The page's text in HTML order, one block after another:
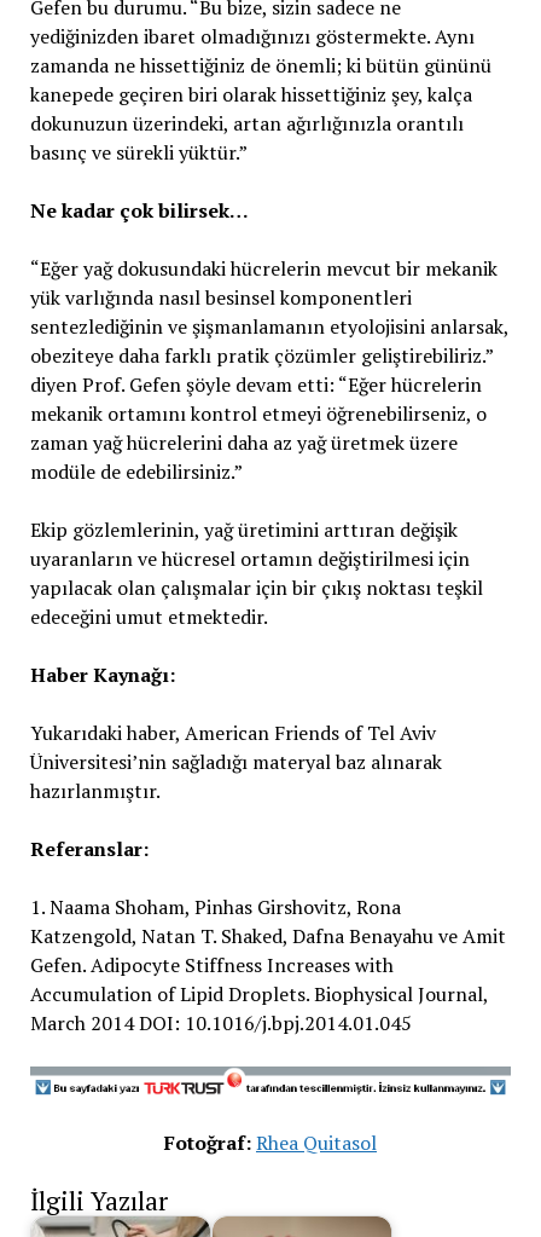
Gefen bu durumu. “Bu bize, sizin sadece ne
yediğinizden ibaret olmadığınızı göstermekte. Aynı
zamanda ne hissettiğiniz de önemli; ki bütün gününü
kanepede geçiren biri olarak hissettiğiniz şey, kalça
dokunuzun üzerindeki, artan ağırlığınızla orantılı
basınç ve sürekli yüktür.”
Ne kadar çok bilirsek…
“Eğer yağ dokusundaki hücrelerin mevcut bir mekanik
yük varlığında nasıl besinsel komponentleri
sentezlediğinin ve şişmanlamanın etyolojisini anlarsak,
obeziteye daha farklı pratik çözümler geliştirebiliriz.”
diyen Prof. Gefen şöyle devam etti: “Eğer hücrelerin
mekanik ortamını kontrol etmeyi öğrenebilirseniz, o
zaman yağ hücrelerini daha az yağ üretmek üzere
modüle de edebilirsiniz.”
Ekip gözlemlerinin, yağ üretimini arttıran değişik
uyaranların ve hücresel ortamın değiştirilmesi için
yapılacak olan çalışmalar için bir çıkış noktası teşkil
edeceğini umut etmektedir.
Haber Kaynağı:
Yukarıdaki haber, American Friends of Tel Aviv
Üniversitesi’nin sağladığı materyal baz alınarak
hazırlanmıştır.
Referanslar:
1. Naama Shoham, Pinhas Girshovitz, Rona
Katzengold, Natan T. Shaked, Dafna Benayahu ve Amit
Gefen. Adipocyte Stiffness Increases with
Accumulation of Lipid Droplets. Biophysical Journal,
March 2014 DOI: 10.1016/j.bpj.2014.01.045
Fotoğraf:Rhea Quitasol
İlgili Yazılar